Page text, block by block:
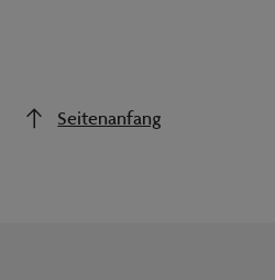
Seitenanfang